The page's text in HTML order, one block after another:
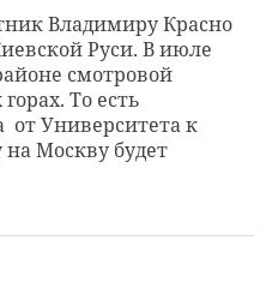
Владимиру Красно
Руси. В июле
смотровой
То есть
от Университета к
Москву будет